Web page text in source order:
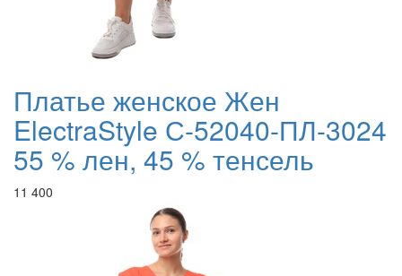
Платье женское Жен
ElectraStyle С-52040-ПЛ-3024
55 % лен, 45 % тенсель
11 400